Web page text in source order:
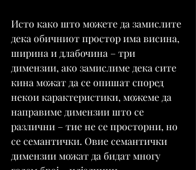
Исто како што можете да замислите
дека обичниот простор има висина,
ширина и длабочина – три
димензии, ако замислиме дека сите
кина можат да се опишат според
некои карактеристики, можеме да
направиме димензии што се
различни – тие не се просторни, но
се семантички. Овие семантички
димензии можат да бидат многу